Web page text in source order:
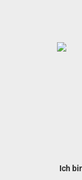
Ich